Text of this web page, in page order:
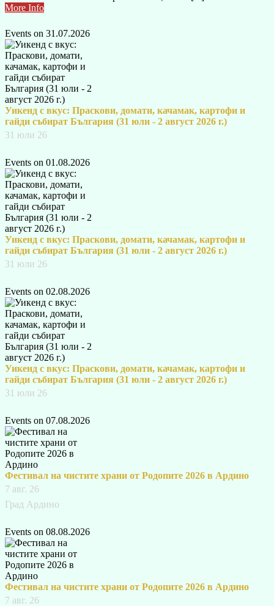
More Info
Events on 31.07.2026
Уикенд с вкус: Праскови, домати, качамак, картофи и
гайди събират България (31 юли - 2 август 2026 г.)
31 юли 26
Events on 01.08.2026
Уикенд с вкус: Праскови, домати, качамак, картофи и
гайди събират България (31 юли - 2 август 2026 г.)
31 юли 26
Events on 02.08.2026
Уикенд с вкус: Праскови, домати, качамак, картофи и
гайди събират България (31 юли - 2 август 2026 г.)
31 юли 26
Events on 07.08.2026
Фестивал на чистите храни от Родопите 2026 в Ардино
7 авг. 26
Град Ардино
Events on 08.08.2026
Фестивал на чистите храни от Родопите 2026 в Ардино
7 авг. 26